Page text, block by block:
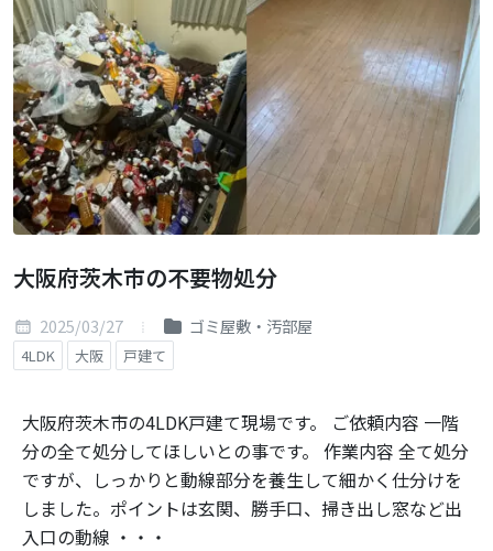
大阪府茨木市の不要物処分
2025/03/27 ゴミ屋敷・汚部屋
4LDK 大阪 戸建て
大阪府茨木市の4LDK戸建て現場です。 ご依頼内容 一階
分の全て処分してほしいとの事です。 作業内容 全て処分
ですが、しっかりと動線部分を養生して細かく仕分けを
しました。ポイントは玄関、勝手口、掃き出し窓など出
入口の動線 ・・・